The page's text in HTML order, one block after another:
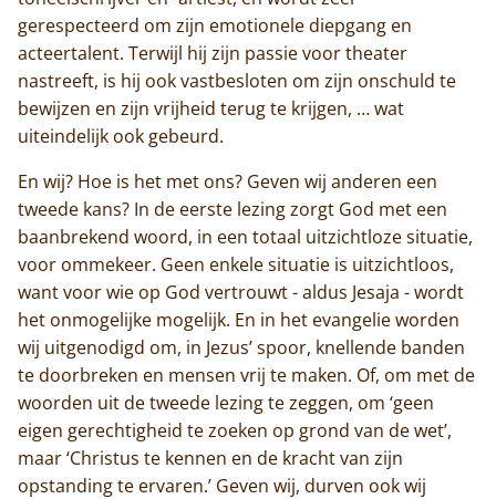
gerespecteerd om zijn emotionele diepgang en
acteertalent. Terwijl hij zijn passie voor theater
nastreeft, is hij ook vastbesloten om zijn onschuld te
bewijzen en zijn vrijheid terug te krijgen, … wat
uiteindelijk ook gebeurd.
En wij? Hoe is het met ons? Geven wij anderen een
tweede kans? In de eerste lezing zorgt God met een
baanbrekend woord, in een totaal uitzichtloze situatie,
voor ommekeer. Geen enkele situatie is uitzichtloos,
want voor wie op God vertrouwt - aldus Jesaja - wordt
het onmogelijke mogelijk. En in het evangelie worden
wij uitgenodigd om, in Jezus’ spoor, knellende banden
te doorbreken en mensen vrij te maken. Of, om met de
woorden uit de tweede lezing te zeggen, om ‘geen
eigen gerechtigheid te zoeken op grond van de wet’,
maar ‘Christus te kennen en de kracht van zijn
opstanding te ervaren.’ Geven wij, durven ook wij